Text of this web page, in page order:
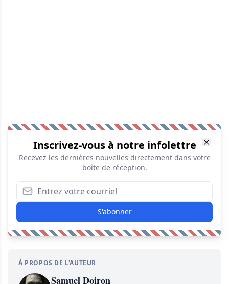
Inscrivez-vous à notre infolettre
Recevez les dernières nouvelles directement dans votre
boîte de réception.
S'abonner
À PROPOS DE L'AUTEUR
Samuel Doiron